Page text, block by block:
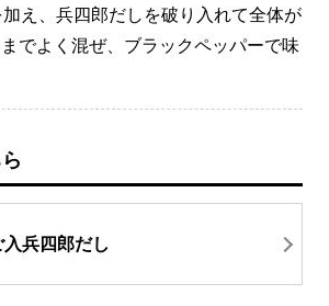
加え、兵四郎だしを破り入れて全体が
でよく混ぜ、ブラックペッパーで味
入兵四郎だし